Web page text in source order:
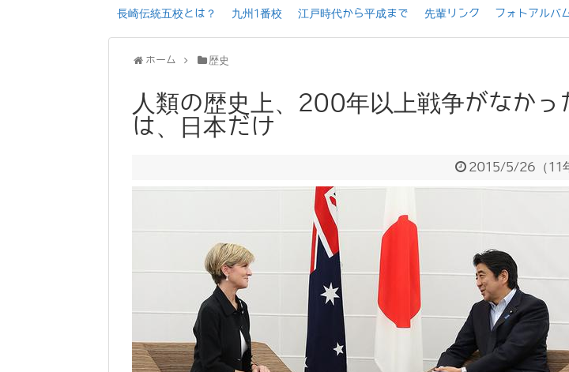
長崎伝統五校とは？
九州1番校 江戸時代から平成まで 先輩リンク フォトアルバ
ホーム 歴史
人類の歴史上、200年以上戦争がなかっ
は、日本だけ
2015/5/26 （11